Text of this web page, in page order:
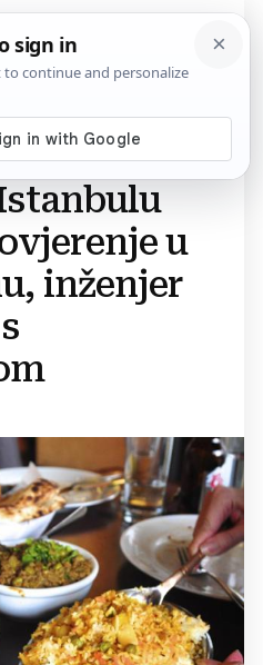
80 POSTO
u
inženjer